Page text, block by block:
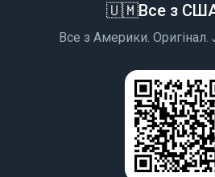
🇺🇲Все з
Все з Америки. Оригінал.